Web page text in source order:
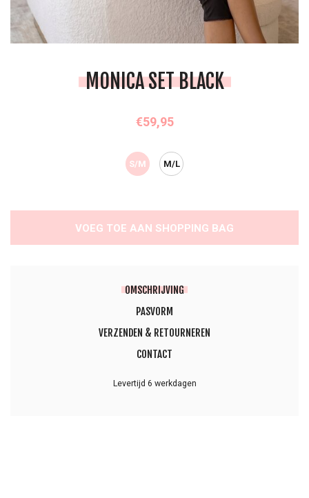
MONICA SET BLACK
€59,95
OMSCHRIJVING
PASVORM
VERZENDEN & RETOURNEREN
CONTACT
Levertijd 6 werkdagen
S/M M/L
VOEG TOE AAN SHOPPING BAG